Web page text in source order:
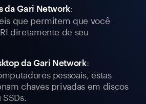
da Gari Network:
que permitem que você
diretamente de seu
da Gari Network:
pessoais, estas
chaves privadas em discos